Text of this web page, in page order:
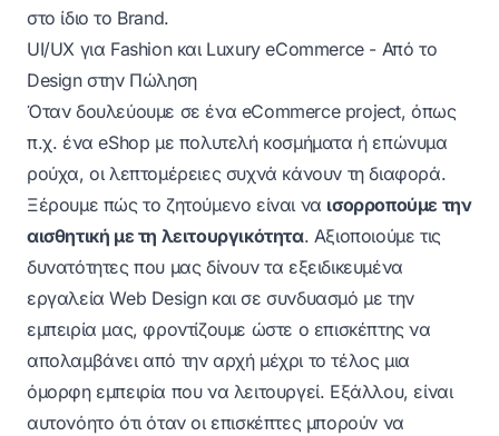
στο ίδιο το Brand.
UI/UX για Fashion και Luxury eCommerce - Από το
Design στην Πώληση
Όταν δουλεύουμε σε ένα eCommerce project, όπως
π.χ. ένα eShop με πολυτελή κοσμήματα ή επώνυμα
ρούχα, οι λεπτομέρειες συχνά κάνουν τη διαφορά.
Ξέρουμε πώς το ζητούμενο είναι να ισορροπούμε την
αισθητική με τη λειτουργικότητα. Αξιοποιούμε τις
δυνατότητες που μας δίνουν τα εξειδικευμένα
εργαλεία Web Design και σε συνδυασμό με την
εμπειρία μας, φροντίζουμε ώστε ο επισκέπτης να
απολαμβάνει από την αρχή μέχρι το τέλος μια
όμορφη εμπειρία που να λειτουργεί. Εξάλλου, είναι
αυτονόητο ότι όταν οι επισκέπτες μπορούν να